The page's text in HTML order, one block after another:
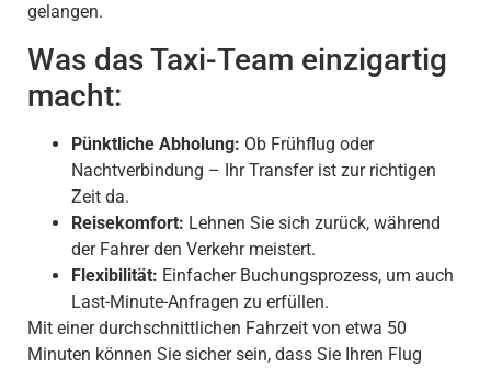
gelangen.
Was das Taxi-Team einzigartig
macht:
Pünktliche Abholung: Ob Frühflug oder
Nachtverbindung – Ihr Transfer ist zur richtigen
Zeit da.
Reisekomfort: Lehnen Sie sich zurück, während
der Fahrer den Verkehr meistert.
Flexibilität: Einfacher Buchungsprozess, um auch
Last-Minute-Anfragen zu erfüllen.
Mit einer durchschnittlichen Fahrzeit von etwa 50
Minuten können Sie sicher sein, dass Sie Ihren Flug